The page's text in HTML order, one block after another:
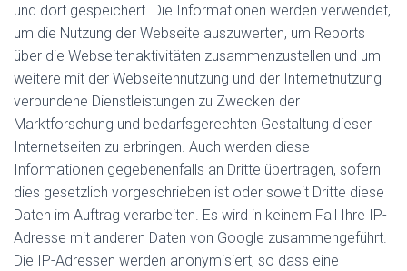
und dort gespeichert. Die Informationen werden verwendet,
um die Nutzung der Webseite auszuwerten, um Reports
über die Webseitenaktivitäten zusammenzustellen und um
weitere mit der Webseitennutzung und der Internetnutzung
verbundene Dienstleistungen zu Zwecken der
Marktforschung und bedarfsgerechten Gestaltung dieser
Internetseiten zu erbringen. Auch werden diese
Informationen gegebenenfalls an Dritte übertragen, sofern
dies gesetzlich vorgeschrieben ist oder soweit Dritte diese
Daten im Auftrag verarbeiten. Es wird in keinem Fall Ihre IP-
Adresse mit anderen Daten von Google zusammengeführt.
Die IP-Adressen werden anonymisiert, so dass eine